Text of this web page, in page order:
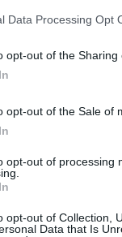
Data Processing Opt
opt-out of the Sharing
opt-out of the Sale of
opt-out of processing
opt-out of Collection,
Data that Is
Τώρα
με τον
στον αέρα
«Ως
που